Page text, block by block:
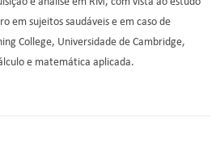
em sujeitos saudáveis e em caso de
College, Universidade de Cambridge,
e matemática aplicada.